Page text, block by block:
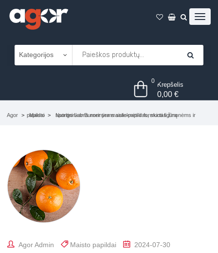
0 Krepšelis
0,00€
Agor Maisto papildai Nutrigo Lab Burner yra maisto papildas, skirtas žmonėms ir sportininkams norintiems sulieknėti ir formuoti figūrą
Agor Admin Maisto papildai 2024-07-30